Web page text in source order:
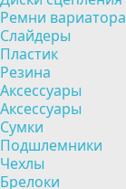
Ремни вариатора
Слайдеры
Пластик
Резина
Аксессуары
Аксессуары
Сумки
Подшлемники
Чехлы
Брелоки